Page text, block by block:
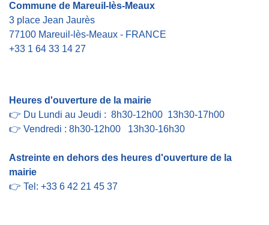
Commune de Mareuil-lès-Meaux
3 place Jean Jaurès
77100 Mareuil-lès-Meaux - FRANCE
+33 1 64 33 14 27
Heures d'ouverture de la mairie
👉 Du Lundi au Jeudi : 8h30-12h00 13h30-17h00
👉 Vendredi : 8h30-12h00 13h30-16h30
Astreinte en dehors des heures d'ouverture de la
mairie
👉 Tel: +33 6 42 21 45 37